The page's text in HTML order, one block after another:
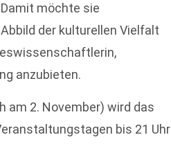
möchte sie
der kulturellen Vielfalt
anzubieten.
am 2. November) wird das
bis 21 Uhr